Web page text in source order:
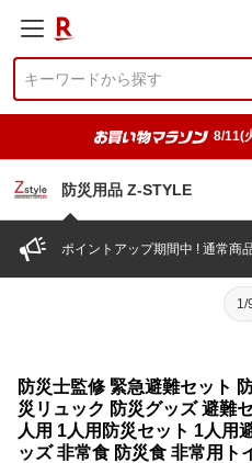
8/11(
防災用品 Z-STYLE
ポイントアップ期間中 ! 通常商
1/
防災士監修 緊急避難セット
災リュック 防災グッズ 避難
人用 1人用防災セット 1人用
ッズ 非常食 防災食 非常用ト